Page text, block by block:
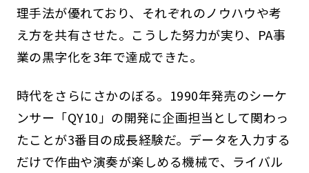
理手法が優れており、それぞれのノウハウや考
え方を共有させた。こうした努力が実り、PA事
業の黒字化を3年で達成できた。
時代をさらにさかのぼる。1990年発売のシーケ
ンサー「QY10」の開発に企画担当として関わっ
たことが3番目の成長経験だ。データを入力する
だけで作曲や演奏が楽しめる機械で、ライバル